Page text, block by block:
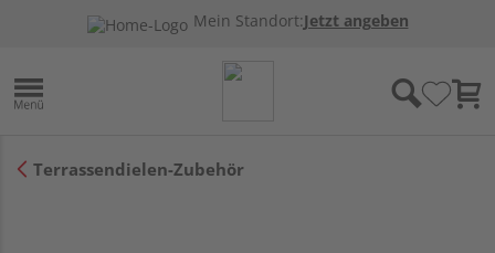
Mein Standort:Jetzt angeben
Terrassendielen-Zubehör